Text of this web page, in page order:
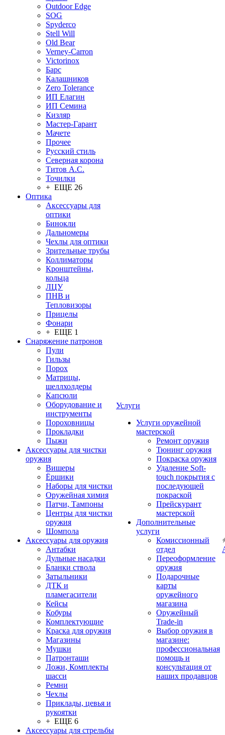
Outdoor Edge
SOG
Spyderco
Stell Will
Old Bear
Verney-Carron
Victorinox
Барс
Калашников
Zero Tolerance
ИП Елагин
ИП Семина
Кизляр
Мастер-Гарант
Мачете
Прочее
Русский стиль
Северная корона
Титов А.С.
Точилки
+ ЕЩЕ 26
Оптика
Аксессуары для
оптики
Бинокли
Дальномеры
Чехлы для оптики
Зрительные трубы
Коллиматоры
Кронштейны,
кольца
ЛЦУ
ПНВ и
Тепловизоры
Прицелы
Фонари
+ ЕЩЕ 1
Снаряжение патронов
Пули
Гильзы
Порох
Матрицы,
шеллхолдеры
Капсюли
Оборудование и
инструменты
Пороховницы
Прокладки
Пыжи
Аксессуары для чистки
оружия
Вишеры
Ёршики
Наборы для чистки
Оружейная химия
Патчи, Тампоны
Центры для чистки
оружия
Шомпола
Аксессуары для оружия
Антабки
Дульные насадки
Бланки ствола
Затыльники
ДТК и
пламегасители
Кейсы
Кобуры
Комплектующие
Краска для оружия
Магазины
Мушки
Патронташи
Ложи, Комплекты
шасси
Ремни
Чехлы
Приклады, цевья и
рукоятки
+ ЕЩЕ 6
Аксессуары для стрельбы
Услуги
Услуги оружейной
мастерской
Ремонт оружия
Тюнинг оружия
Покраска оружия
Удаление Soft-
touch покрытия с
последующей
покраской
Прейскурант
мастерской
Дополнительные
услуги
Комиссионный
отдел
Переоформление
оружия
Подарочные
карты
оружейного
магазина
Оружейный
Trade-in
Выбор оружия в
магазине:
профессиональная
помощь и
консультация от
наших продавцов